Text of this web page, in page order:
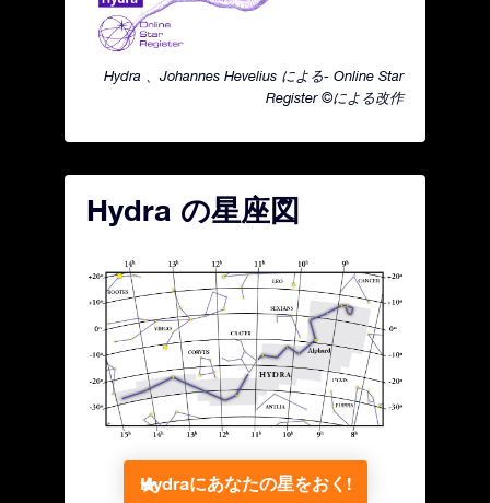
Hydra 、Johannes Hevelius による- Online Star
Register ©による改作
Hydra の星座図
Hydraにあなたの星をおく!